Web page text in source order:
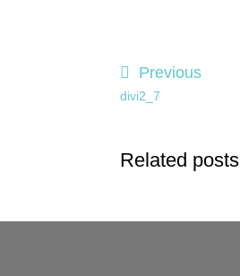
Previous
divi2_7
Related posts